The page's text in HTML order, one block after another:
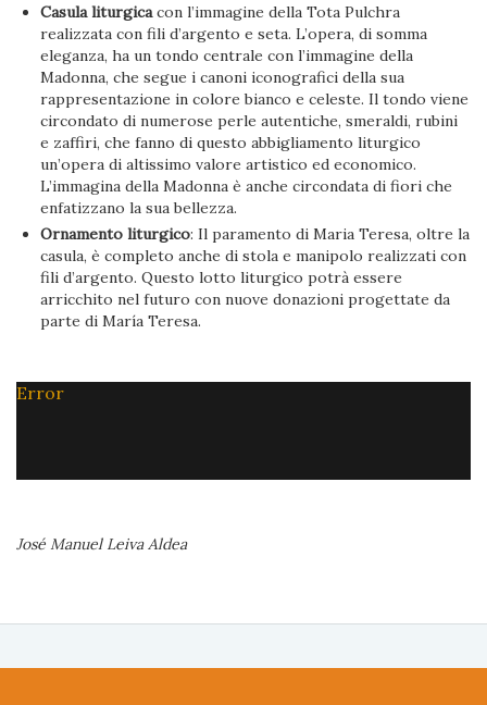
Casula liturgicacon l’immagine della Tota Pulchra
realizzata con fili d’argento e seta. L’opera, di somma
eleganza, ha un tondo centrale con l’immagine della
Madonna, che segue i canoni iconografici della sua
rappresentazione in colore bianco e celeste. Il tondo viene
circondato di numerose perle autentiche, smeraldi, rubini
e zaffiri, che fanno di questo abbigliamento liturgico
un’opera di altissimo valore artistico ed economico.
L’immagina della Madonna è anche circondata di fiori che
enfatizzano la sua bellezza.
Ornamento liturgico: Il paramento di Maria Teresa, oltre la
casula, è completo anche di stola e manipolo realizzati con
fili d’argento. Questo lotto liturgico potrà essere
arricchito nel futuro con nuove donazioni progettate da
parte di María Teresa.
Error
José Manuel Leiva Aldea